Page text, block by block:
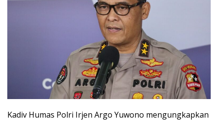
Kadiv Humas Polri Irjen Argo Yuwono mengungkapkan